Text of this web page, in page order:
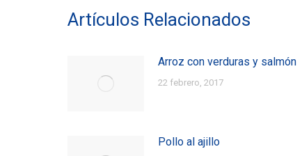
Artículos Relacionados
Arroz con verduras y salmón
22 febrero, 2017
Pollo al ajillo